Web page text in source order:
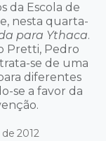
da Escola de
nesta quarta-
para Ythaca.
Pretti, Pedro
se de uma
diferentes
se a favor da
2012